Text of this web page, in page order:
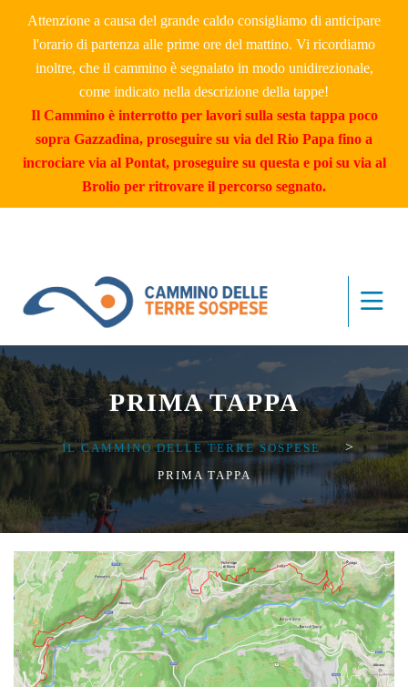
Attenzione a causa del grande caldo consigliamo di anticipare
l'orario di partenza alle prime ore del mattino. Vi ricordiamo
inoltre, che il cammino è segnalato in modo unidirezionale,
come indicato nella descrizione della tappe!
Il Cammino è interrotto per lavori sulla sesta tappa poco
sopra Gazzadina, proseguire su via del Rio Papa fino a
incrociare via al Pontat, proseguire su questa e poi su via al
Brolio per ritrovare il percorso segnato.
PRIMA TAPPA
IL CAMMINO DELLE TERRE SOSPESE >
PRIMA TAPPA